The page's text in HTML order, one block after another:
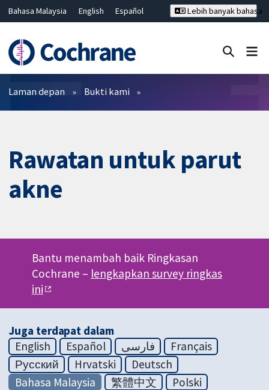
Bahasa Malaysia English
Español
Hrvatski
Deutsch ไทย
繁體中文
简体中文
Lebih banyak bahasa
Penapis
Laman depan Bukti kami
Rawatan untuk parut
akne
Bantu menambah baik Ringkasan
Cochrane – lengkapkan survey ringkas
ini
Juga terdapat dalam
English
Español فارسی
Français
Русский
Hrvatski
Deutsch
Bahasa Malaysia
繁體中文 Polski